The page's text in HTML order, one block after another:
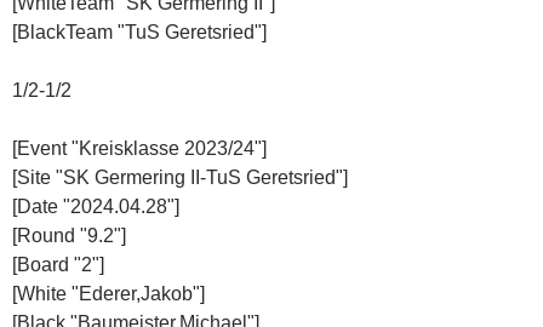
[BlackTeam "TuS Geretsried"]
1/2-1/2
[Event "Kreisklasse 2023/24"]
[Site "SK Germering II-TuS Geretsried"]
[Date "2024.04.28"]
[Round "9.2"]
[Board "2"]
[White "Ederer,Jakob"]
[Black "Baumeister,Michael"]